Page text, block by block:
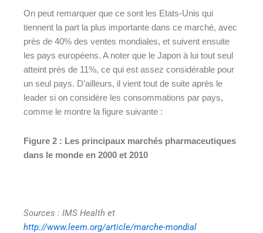
On peut remarquer que ce sont les Etats-Unis qui
tiennent la part la plus importante dans ce marché, avec
près de 40% des ventes mondiales, et suivent ensuite
les pays européens. A noter que le Japon à lui tout seul
atteint près de 11%, ce qui est assez considérable pour
un seul pays. D’ailleurs, il vient tout de suite après le
leader si on considère les consommations par pays,
comme le montre la figure suivante :
Figure 2 : Les principaux marchés pharmaceutiques
dans le monde en 2000 et 2010
Sources : IMS Health et
http://www.leem.org/article/marche-mondial